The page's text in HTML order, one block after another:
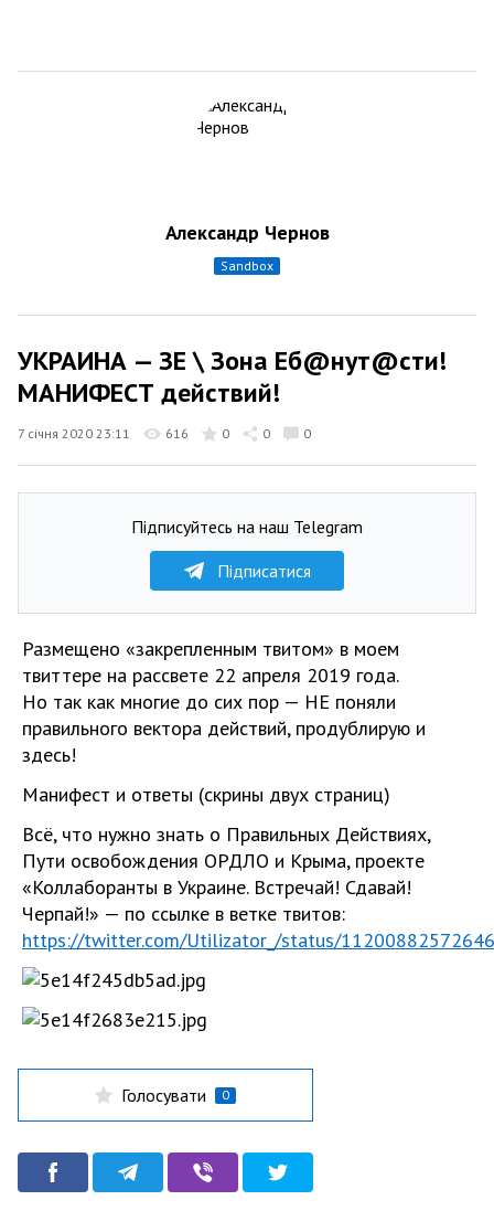
Александр Чернов
sandbox
УКРАИНА — ЗЕ \ Зона Еб@нут@сти!
МАНИФЕСТ действий!
7 січня 2020 23:11 616 0 0 0
Підписуйтесь на наш Telegram
Підписатися
Размещено «закрепленным твитом» в моем
твиттере на рассвете 22 апреля 2019 года.
Но так как многие до сих пор — НЕ поняли
правильного вектора действий, продублирую и
здесь!
Манифест и ответы (скрины двух страниц)
Всё, что нужно знать о Правильных Действиях,
Пути освобождения ОРДЛО и Крыма, проекте
«Коллаборанты в Украине. Встречай! Сдавай!
Черпай!» — по ссылке в ветке твитов:
https://twitter.com/Utilizator_/status/
Голосувати 0